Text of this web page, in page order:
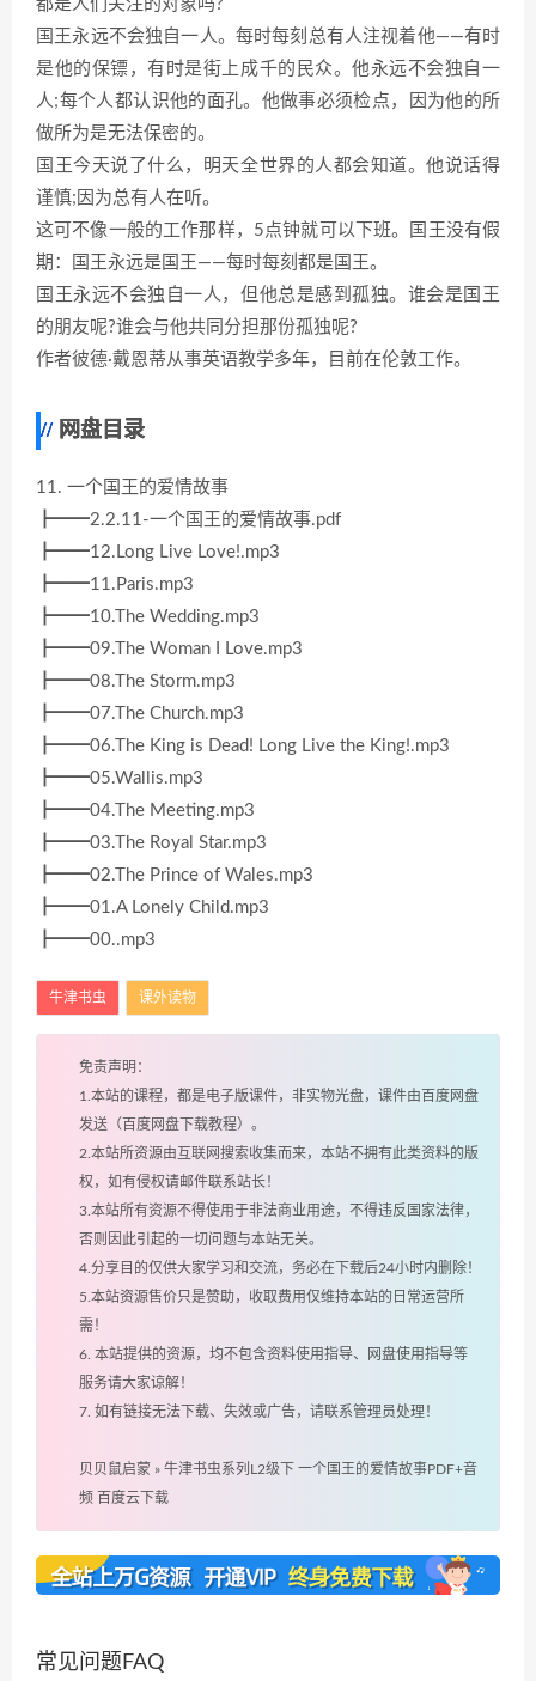
都是人们关注的对象吗?
国王永远不会独自一人。每时每刻总有人注视着他——有时
是他的保镖，有时是街上成千的民众。他永远不会独自一
人;每个人都认识他的面孔。他做事必须检点，因为他的所
做所为是无法保密的。
国王今天说了什么，明天全世界的人都会知道。他说话得
谨慎;因为总有人在听。
这可不像一般的工作那样，5点钟就可以下班。国王没有假
期：国王永远是国王——每时每刻都是国王。
国王永远不会独自一人，但他总是感到孤独。谁会是国王
的朋友呢?谁会与他共同分担那份孤独呢?
作者彼德·戴恩蒂从事英语教学多年，目前在伦敦工作。
网盘目录
11. 一个国王的爱情故事
┣━━2.2.11-一个国王的爱情故事.pdf
┣━━12.Long Live Love!.mp3
┣━━11.Paris.mp3
┣━━10.The Wedding.mp3
┣━━09.The Woman I Love.mp3
┣━━08.The Storm.mp3
┣━━07.The Church.mp3
┣━━06.The King is Dead! Long Live the King!.mp3
┣━━05.Wallis.mp3
┣━━04.The Meeting.mp3
┣━━03.The Royal Star.mp3
┣━━02.The Prince of Wales.mp3
┣━━01.A Lonely Child.mp3
┣━━00..mp3
牛津书虫 课外读物
免责声明：
1.本站的课程，都是电子版课件，非实物光盘，课件由百度网盘
发送（百度网盘下载教程）。
2.本站所资源由互联网搜索收集而来，本站不拥有此类资料的版
权，如有侵权请邮件联系站长！
3.本站所有资源不得使用于非法商业用途，不得违反国家法律，
否则因此引起的一切问题与本站无关。
4.分享目的仅供大家学习和交流，务必在下载后24小时内删除！
5.本站资源售价只是赞助，收取费用仅维持本站的日常运营所
需！
6. 本站提供的资源，均不包含资料使用指导、网盘使用指导等
服务请大家谅解！
7. 如有链接无法下载、失效或广告，请联系管理员处理！
贝贝鼠启蒙 » 牛津书虫系列L2级下 一个国王的爱情故事PDF+音
频 百度云下载
常见问题FAQ